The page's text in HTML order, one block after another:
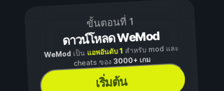
ขั้นตอนที่ 1
ดาวน์โหลด WeMod
WeModเป็น แอพอันดับ 1 สำหรับ mod และ
cheats ของ3000+ เกม
เริ่มต้น